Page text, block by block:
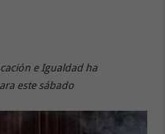
e Igualdad ha
este sábado